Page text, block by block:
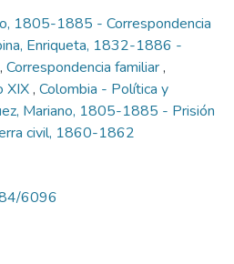
1805-1885 - Correspondencia
Enriqueta, 1832-1886 -
, Correspondencia familiar,
XIX, Colombia - Política y
Mariano, 1805-1885 - Prisión
civil, 1860-1862
6096